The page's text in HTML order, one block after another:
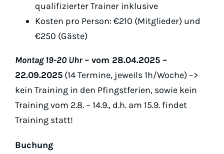
qualifizierter Trainer inklusive
Kosten pro Person: €210 (Mitglieder) und
€250 (Gäste)
Montag 19-20 Uhr – vom 28.04.2025 –
22.09.2025 (14 Termine, jeweils 1h/Woche) –>
kein Training in den Pfingstferien, sowie kein
Training vom 2.8. – 14.9., d.h. am 15.9. findet
Training statt!
Buchung